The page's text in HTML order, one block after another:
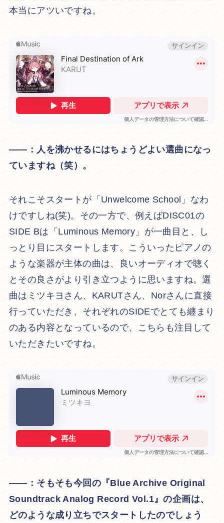
本当にアツいですね。
――：人を沸かせるにはちょうどよい選曲になっ
ていますね（笑）。
それこそスタートが「Unwelcome School」なわ
けですしね(笑)。その一方で、例えばDISC01の
SIDE Bは「Luminous Memory」が一曲目と、し
っとり目にスタートします。こういったピアノの
ような楽器が主体の曲は、良いオーディオで聴く
とその良さがより引き立つように思いますね。選
曲はミツキヨさん、KARUTさん、Norさんに直接
行っていただき、それぞれのSIDEでとても纏まり
のある内容となっているので、こちらも注目して
いただきたいですね。
――：そもそも今回の『Blue Archive Original
Soundtrack Analog Record Vol.1』の企画は、
どのような成り立ちでスタートしたのでしょう